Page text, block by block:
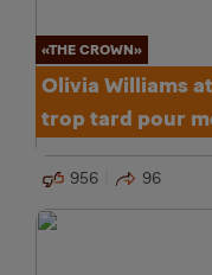
«THE CROWN»
Olivia Williams
trop tard pour
956 96